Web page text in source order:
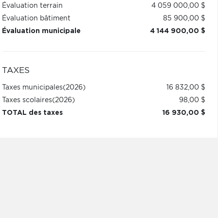
Évaluation terrain
4 059 000,00 $
Évaluation bâtiment
85 900,00 $
Évaluation municipale
4 144 900,00 $
TAXES
Taxes municipales(2026)
16 832,00 $
Taxes scolaires(2026)
98,00 $
TOTAL des taxes
16 930,00 $